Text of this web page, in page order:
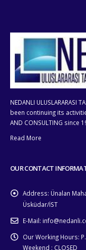
NEDANLI ULUSLARARASI
been continuing its
AND CONSULTING since
Read More
OUR CONTACT
Address: Ünalan
Üsküdar/İST
E-Mail:
Our Working Hours:
Weekend : CLOSED